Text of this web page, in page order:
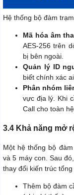
Hệ thống bộ đàm
Mã hóa âm
AES-256 trên
bị bên ngoài.
Quản lý ID
biết chính xác
Phân nhóm
vực địa lý. Khi
Call cho toàn
3.4 Khả năng mở
Một hệ thống bộ
và 5 máy con. Sau
thay đổi kiến trúc
Thêm bộ đàm